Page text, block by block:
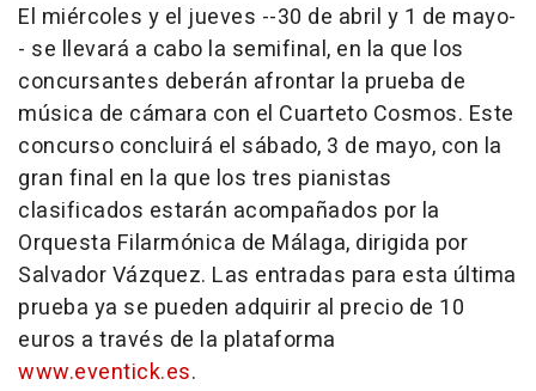
El miércoles y el jueves --30 de abril y 1 de mayo-
- se llevará a cabo la semifinal, en la que los
concursantes deberán afrontar la prueba de
música de cámara con el Cuarteto Cosmos. Este
concurso concluirá el sábado, 3 de mayo, con la
gran final en la que los tres pianistas
clasificados estarán acompañados por la
Orquesta Filarmónica de Málaga, dirigida por
Salvador Vázquez. Las entradas para esta última
prueba ya se pueden adquirir al precio de 10
euros a través de la plataforma
www.eventick.es.